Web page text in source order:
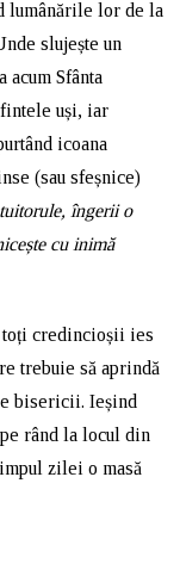
lumânările lor de la
slujește un
acum Sfânta
uși, iar
icoana
(sau sfeșnice)
îngerii o
cu inimă
toți credincioșii ies
trebuie să aprindă
bisericii. Ieșind
rând la locul din
zilei o masă